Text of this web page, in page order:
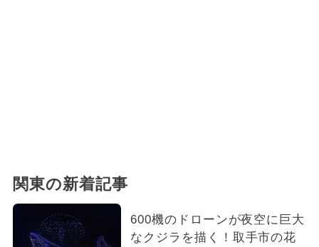
関東の新着記事
600機のドローンが夜空に巨大
なクジラを描く！取手市の花